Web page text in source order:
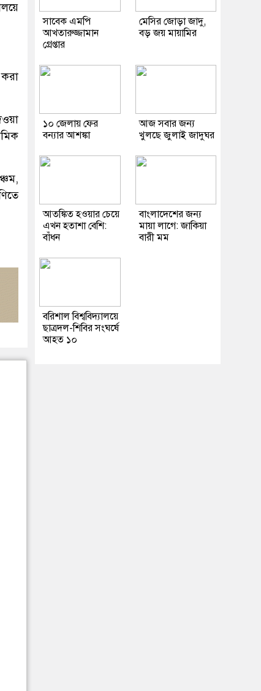
সাবেক এমপি
আখতারুজ্জামান
গ্রেপ্তার
মেসির জোড়া জাদু,
বড় জয় মায়ামির
১০ জেলায় ফের
বন্যার আশঙ্কা
আজ সবার জন্য
খুলছে জুলাই জাদুঘর
আতঙ্কিত হওয়ার চেয়ে
এখন হতাশা বেশি:
বাঁধন
বাংলাদেশের জন্য
মায়া লাগে: জাকিয়া
বারী মম
বরিশাল বিশ্ববিদ্যালয়ে
ছাত্রদল-শিবির সংঘর্ষে
আহত ১০